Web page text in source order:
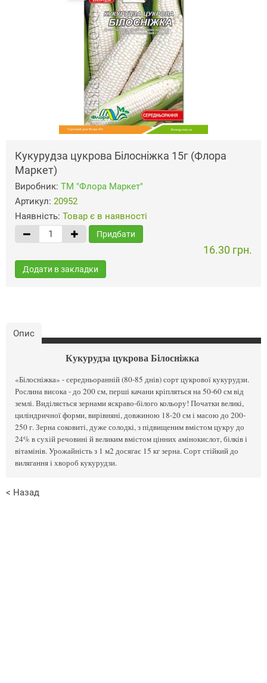
Кукурудза цукрова Білосніжка 15г (Флора
Маркет)
Виробник: ТМ "Флора Маркет"
Артикул: 20952
Наявність: Товар є в наявності
Придбати
16.30 грн.
Додати в закладки
Опис
Кукурудза цукрова Білосніжка
«Білосніжка» - середньоранній (80-85 днів) сорт цукрової кукурудзи.
Рослина висока - до 200 см, перші качани кріпляться на 50-60 см від
землі. Виділяється зернами яскраво-білого кольору! Початки великі,
циліндричної форми, вирівняні, довжиною 18-20 см і масою до 200-
250 г. Зерна соковиті, дуже солодкі, з підвищеним вмістом цукру до
24% в сухій речовині й великим вмістом цінних амінокислот, білків і
вітамінів. Урожайність з 1 м2 досягає 15 кг зерна. Сорт стійкий до
вилягання і хвороб кукурудзи.
< Назад